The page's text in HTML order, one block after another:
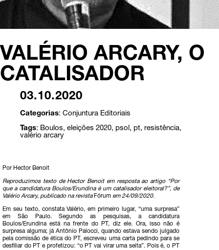
VALÉRIO ARCARY, O
CATALISADOR
03.10.2020
Categorias: Conjuntura Editoriais
Tags: Boulos, eleições 2020, psol, pt, resistência,
valério arcary
Por Hector Benoit
Reproduzimos texto de Hector Benoit em resposta ao artigo “Por
que a candidatura Boulos/Erundina é um catalisador eleitoral?”, de
Valério Arcary, publicado na revista Fórum em 24/09/2020.
Em seu texto, constata Valério, em primeiro lugar, “uma surpresa”
em São Paulo. Segundo as pesquisas, a candidatura
Boulos/Erundina está na frente do PT, diz ele. Ora, isso não é
surpresa alguma; já Antônio Palocci, quando estava sendo julgado
pela comissão de ética do PT, escreveu uma carta pedindo para se
desfiliar do PT e profetizou: “o PT vai virar uma seita”. Pois é, o PT